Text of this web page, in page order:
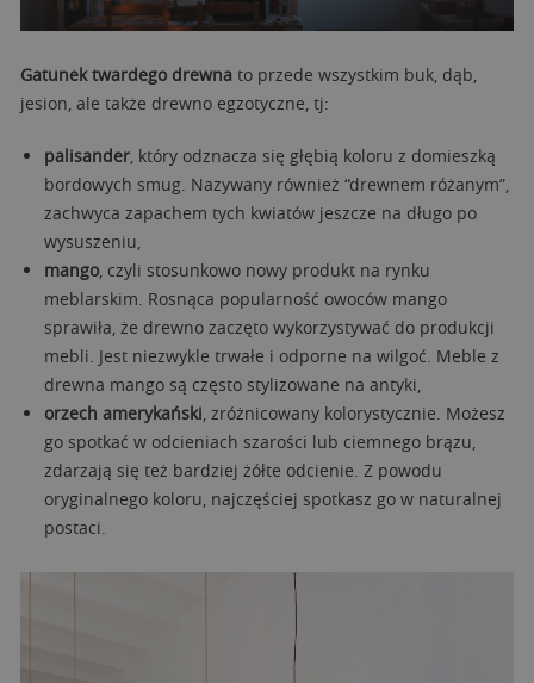
Gatunek twardego drewna to przede wszystkim buk, dąb,
jesion, ale także drewno egzotyczne, tj:
palisander , który odznacza się głębią koloru z domieszką
bordowych smug. Nazywany również “drewnem różanym”,
zachwyca zapachem tych kwiatów jeszcze na długo po
wysuszeniu,
mango , czyli stosunkowo nowy produkt na rynku
meblarskim. Rosnąca popularność owoców mango
sprawiła, że drewno zaczęto wykorzystywać do produkcji
mebli. Jest niezwykle trwałe i odporne na wilgoć. Meble z
drewna mango są często stylizowane na antyki,
orzech amerykański , zróżnicowany kolorystycznie. Możesz
go spotkać w odcieniach szarości lub ciemnego brązu,
zdarzają się też bardziej żółte odcienie. Z powodu
oryginalnego koloru, najczęściej spotkasz go w naturalnej
postaci.